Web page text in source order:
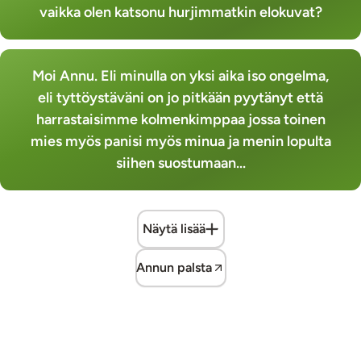
vaikka olen katsonu hurjimmatkin elokuvat?
Moi Annu. Eli minulla on yksi aika iso ongelma,
eli tyttöystäväni on jo pitkään pyytänyt että
harrastaisimme kolmenkimppaa jossa toinen
mies myös panisi myös minua ja menin lopulta
siihen suostumaan...
Näytä lisää
Annun palsta